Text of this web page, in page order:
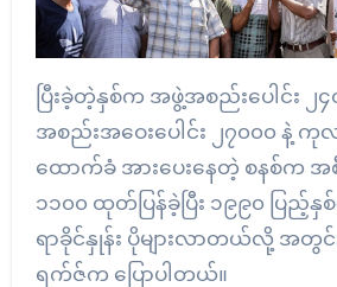
ပြီးခဲ့တဲ့နှစ်က အဖွဲ့အစည်းပေါင်း ၂၄
အစည်းအဝေးပေါင်း ၂၇၀၀၀ နဲ့ ကု
ထောက်ခံ အားပေးနေတဲ့ စနစ်က အစီ
၁၁၀၀ ထုတ်ပြန်ခဲ့ပြီး ၁၉၉၀ ပြည့်နှ
ရာခိုင်နှုန်း ပိုများလာတယ်လို့ အတွင်း
ရက်ဇ်က ပြောပါတယ်။